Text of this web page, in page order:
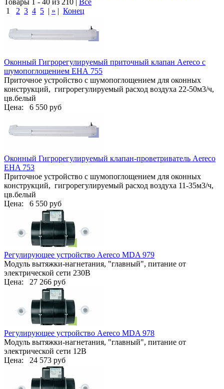
Товары 1 - 40 из 210 | Все
1
2 3 4 5 | » | Конец
Оконный Гигрорегулируемый приточный клапан Aereco с
шумопоглощением ЕНА 755
Приточное устройство с шумопоглощением для оконных
конструкций, гигрорегулируемый расход воздуха 22-50м3/ч,
цв.белый
Цена: 6 550 руб
Оконный Гигрорегулируемый клапан-проветриватель Aereco
EHA 753
Приточное устройство с шумопоглощением для оконных
конструкций, гигрорегулируемый расход воздуха 11-35м3/ч,
цв.белый
Цена: 6 550 руб
Регулирующее устройство Aereco MDA 979
Модуль вытяжки-нагнетания, "главный", питание от
электрической сети 230В
Цена: 27 266 руб
Регулирующее устройство Aereco MDA 978
Модуль вытяжки-нагнетания, "главный", питание от
электрической сети 12В
Цена: 24 573 руб